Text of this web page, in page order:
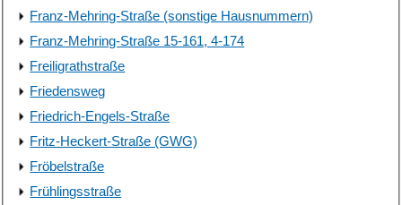
Franz-Mehring-Straße (sonstige Hausnummern)
Franz-Mehring-Straße 15-161, 4-174
Freiligrathstraße
Friedensweg
Friedrich-Engels-Straße
Fritz-Heckert-Straße (GWG)
Fröbelstraße
Frühlingsstraße